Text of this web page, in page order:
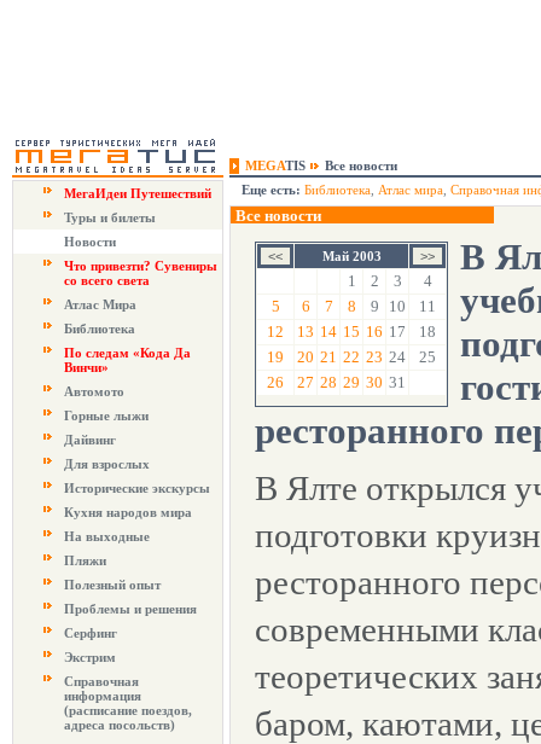
MEGATIS
Все новости
МегаИдеи Путешествий
Туры и билеты
Новости
Что привезти? Сувениры
со всего света
Атлас Мира
Библиотека
По следам «Кода Да
Винчи»
Автомото
Горные лыжи
Дайвинг
Для взрослых
Исторические экскурсы
Кухня народов мира
На выходные
Пляжи
Полезный опыт
Проблемы и решения
Серфинг
Экстрим
Справочная
информация
(расписание поездов,
адреса посольств)
Еще есть: Библиотека Атлас мира Справочная
Все новости
Май 2003
1 2 3
4
5
6 7 8 9 10
11
12
13 14 15 16 17
18
19
20 21 22 23 24
25
26
27 28 29 30 31
В
ресторанного
В Ялте открылся
подготовки
ресторанного
современными
теоретических
баром, каютами,